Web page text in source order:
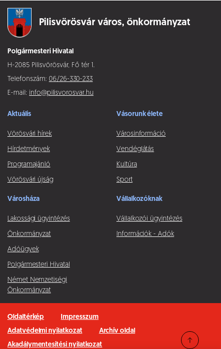
Pilisvörösvár város, önkormányzat
Polgármesteri Hivatal
H-2085 Pilisvörösvár, Fő tér 1.
Telefonszám: 06/26-330-233
E-mail: info@pilisvorosvar.hu
Aktuális
Vörösvári hírek
Hírdetmények
Programajánló
Vörösvári újság
Vásorunk élete
Városinformáció
Vendéglátás
Kultúra
Sport
Városháza
Lakossági ügyintézés
Önkormányzat
Adóügyek
Polgármesteri Hivatal
Német Nemzetiségi
Önkormányzat
Vállalkozóknak
Vállalkozói ügyintézés
Információk - Adók
Oldaltérkép
Impresszum
Adatvédelmi nyilatkozat
Archív oldal
Akadálymentesítési nyilatkozat